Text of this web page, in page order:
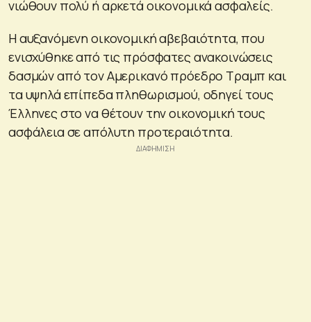
νιώθουν πολύ ή αρκετά οικονομικά ασφαλείς.
Η αυξανόμενη οικονομική αβεβαιότητα, που
ενισχύθηκε από τις πρόσφατες ανακοινώσεις
δασμών από τον Αμερικανό πρόεδρο Τραμπ και
τα υψηλά επίπεδα πληθωρισμού, οδηγεί τους
Έλληνες στο να θέτουν την οικονομική τους
ασφάλεια σε απόλυτη προτεραιότητα.